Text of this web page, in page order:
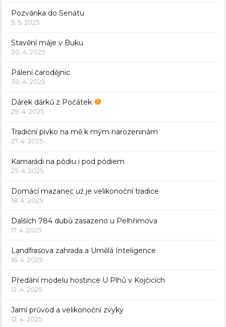
Pozvánka do Senátu
5. 5. 2025
Stavění máje v Buku
30. 4. 2025
Pálení čarodějnic
30. 4. 2025
Dárek dárků z Počátek
29. 4. 2025
Tradiční pivko na mě k mým narozeninám
27. 4. 2025
Kamarádi na pódiu i pod pódiem
25. 4. 2025
Domácí mazanec už je velikonoční tradice
18. 4. 2025
Dalších 784 dubů zasazeno u Pelhřimova
17. 4. 2025
Landfrasova zahrada a Umělá Inteligence
16. 4. 2025
Předání modelu hostince U Plhů v Kojčicích
12. 4. 2025
Jarní průvod a velikonoční zvyky
12. 4. 2025